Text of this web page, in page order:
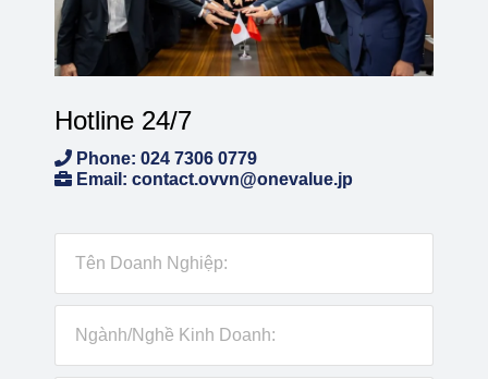
Hotline 24/7
Phone: 024 7306 0779
Email: contact.ovvn@onevalue.jp